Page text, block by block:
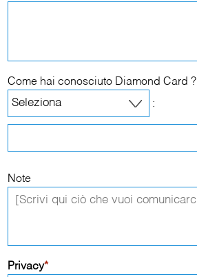
Come hai conosciuto Diamond Card ?
:
Note
Privacy*